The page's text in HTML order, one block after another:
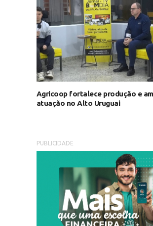
Agricoop fortalece produção e
atuação no Alto Uruguai
PUBLICIDADE